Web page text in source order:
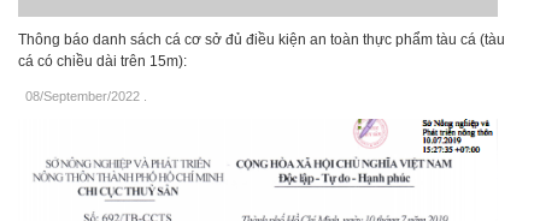
Thông báo danh sách cá cơ sở đủ điều kiện an toàn thực phẩm tàu cá (tàu
cá có chiều dài trên 15m):
08/September/2022